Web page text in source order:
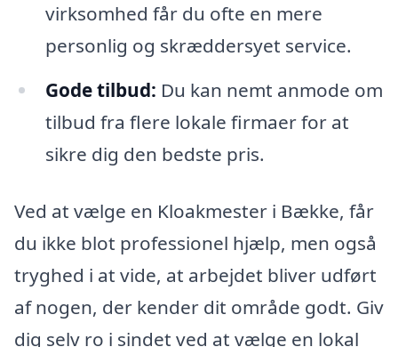
virksomhed får du ofte en mere
personlig og skræddersyet service.
Gode tilbud: Du kan nemt anmode om
tilbud fra flere lokale firmaer for at
sikre dig den bedste pris.
Ved at vælge en Kloakmester i Bække, får
du ikke blot professionel hjælp, men også
tryghed i at vide, at arbejdet bliver udført
af nogen, der kender dit område godt. Giv
dig selv ro i sindet ved at vælge en lokal